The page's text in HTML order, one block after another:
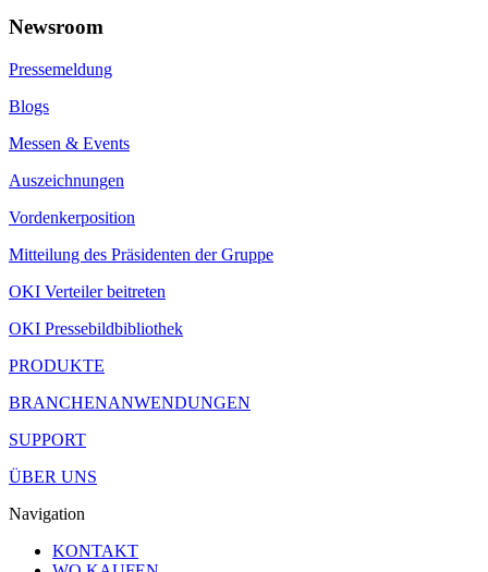
Newsroom
Pressemeldung
Blogs
Messen & Events
Auszeichnungen
Vordenkerposition
Mitteilung des Präsidenten der Gruppe
OKI Verteiler beitreten
OKI Pressebildbibliothek
PRODUKTE
BRANCHENANWENDUNGEN
SUPPORT
ÜBER UNS
Navigation
KONTAKT